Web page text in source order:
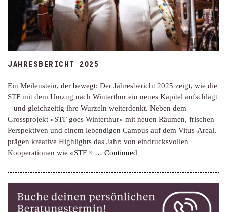
JAHRESBERICHT 2025
Ein Meilenstein, der bewegt: Der Jahresbericht 2025 zeigt, wie die
STF mit dem Umzug nach Winterthur ein neues Kapitel aufschlägt
– und gleichzeitig ihre Wurzeln weiterdenkt. Neben dem
Grossprojekt «STF goes Winterthur» mit neuen Räumen, frischen
Perspektiven und einem lebendigen Campus auf dem Vitus-Areal,
prägen kreative Highlights das Jahr: von eindrucksvollen
Kooperationen wie «STF × … Continued